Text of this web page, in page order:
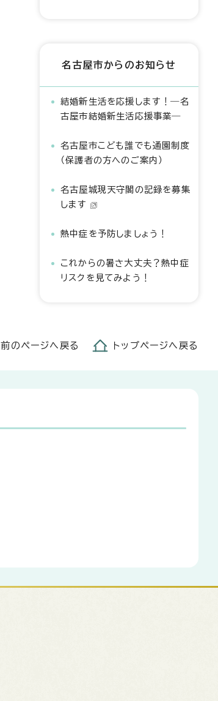
名古屋市からのお知らせ
結婚新生活を応援します！―名
古屋市結婚新生活応援事業―
名古屋市こども誰でも通園制度
（保護者の方へのご案内）
名古屋城現天守閣の記録を募集
します
熱中症を予防しましょう！
これからの暑さ大丈夫？熱中症
リスクを見てみよう！
前のページへ戻る トップページへ戻る